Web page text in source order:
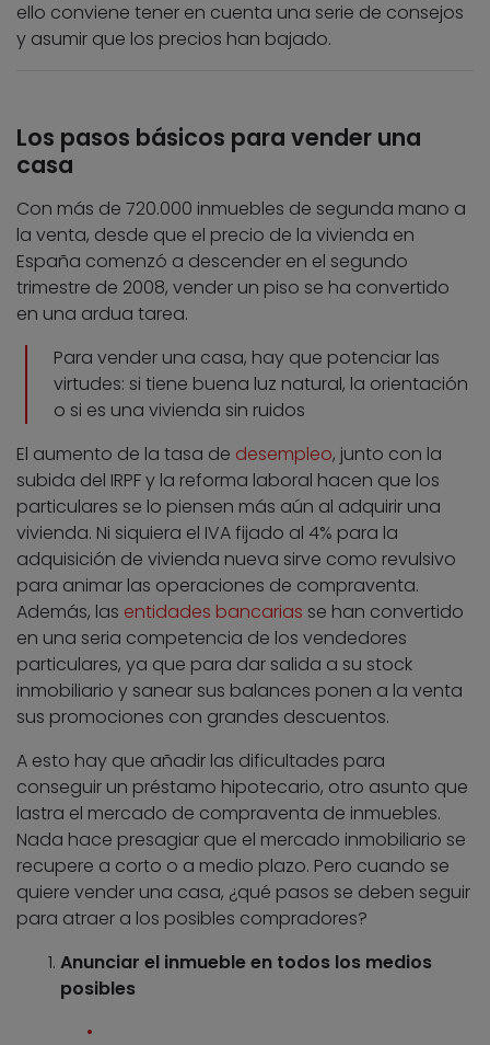
ello conviene tener en cuenta una serie de consejos
y asumir que los precios han bajado.
Los pasos básicos para vender una
casa
Con más de 720.000 inmuebles de segunda mano a
la venta, desde que el precio de la vivienda en
España comenzó a descender en el segundo
trimestre de 2008, vender un piso se ha convertido
en una ardua tarea.
Para vender una casa, hay que potenciar las
virtudes: si tiene buena luz natural, la orientación
o si es una vivienda sin ruidos
El aumento de la tasa de desempleo, junto con la
subida del IRPF y la reforma laboral hacen que los
particulares se lo piensen más aún al adquirir una
vivienda. Ni siquiera el IVA fijado al 4% para la
adquisición de vivienda nueva sirve como revulsivo
para animar las operaciones de compraventa.
Además, las entidades bancarias se han convertido
en una seria competencia de los vendedores
particulares, ya que para dar salida a su stock
inmobiliario y sanear sus balances ponen a la venta
sus promociones con grandes descuentos.
A esto hay que añadir las dificultades para
conseguir un préstamo hipotecario, otro asunto que
lastra el mercado de compraventa de inmuebles.
Nada hace presagiar que el mercado inmobiliario se
recupere a corto o a medio plazo. Pero cuando se
quiere vender una casa, ¿qué pasos se deben seguir
para atraer a los posibles compradores?
Anunciar el inmueble en todos los medios
posibles